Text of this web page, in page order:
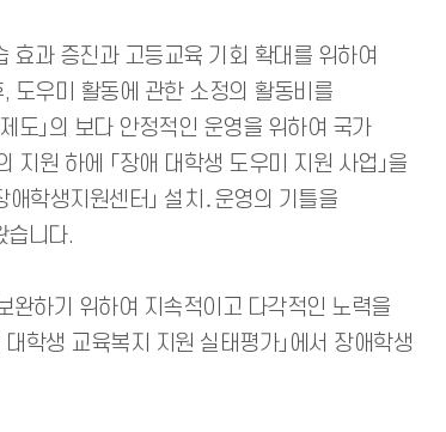
효과 증진과 고등교육 기회 확대를 위하여
도우미 활동에 관한 소정의 활동비를
도」의 보다 안정적인 운영을 위하여 국가
원 하에 「장애 대학생 도우미 지원 사업」을
학생지원센터」 설치․운영의 기틀을
습니다.
완하기 위하여 지속적이고 다각적인 노력을
학생 교육복지 지원 실태평가」에서 장애학생